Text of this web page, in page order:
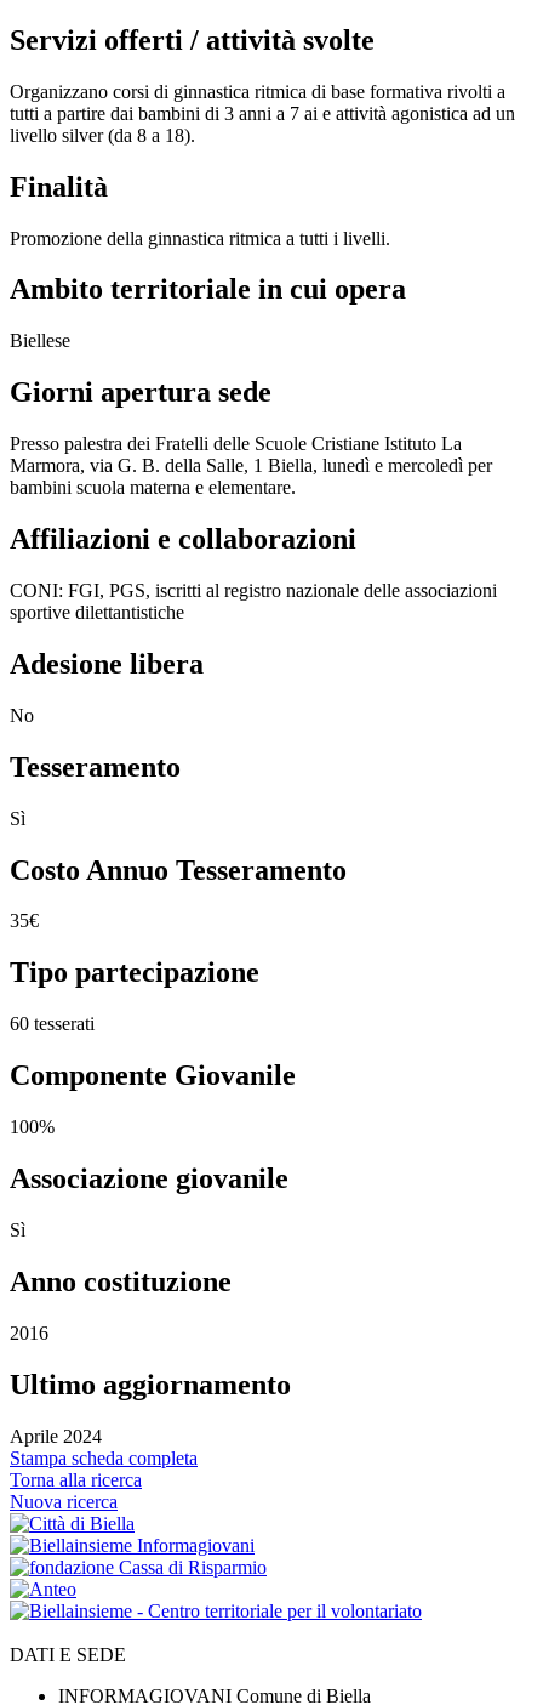
Servizi offerti / attività svolte
Organizzano corsi di ginnastica ritmica di base formativa rivolti a
tutti a partire dai bambini di 3 anni a 7 ai e attività agonistica ad un
livello silver (da 8 a 18).
Finalità
Promozione della ginnastica ritmica a tutti i livelli.
Ambito territoriale in cui opera
Biellese
Giorni apertura sede
Presso palestra dei Fratelli delle Scuole Cristiane Istituto La
Marmora, via G. B. della Salle, 1 Biella, lunedì e mercoledì per
bambini scuola materna e elementare.
Affiliazioni e collaborazioni
CONI: FGI, PGS, iscritti al registro nazionale delle associazioni
sportive dilettantistiche
Adesione libera
No
Tesseramento
Sì
Costo Annuo Tesseramento
35€
Tipo partecipazione
60 tesserati
Componente Giovanile
100%
Associazione giovanile
Sì
Anno costituzione
2016
Ultimo aggiornamento
Aprile 2024
Stampa scheda completa
Torna alla ricerca
Nuova ricerca
DATI E SEDE
INFORMAGIOVANI Comune di Biella